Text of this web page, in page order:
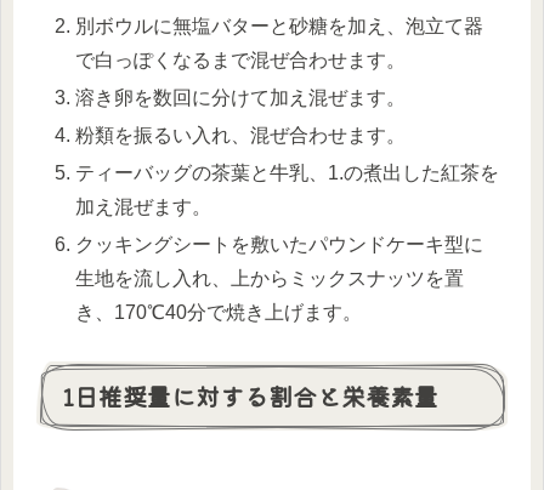
別ボウルに無塩バターと砂糖を加え、泡立て器
で白っぽくなるまで混ぜ合わせます。
溶き卵を数回に分けて加え混ぜます。
粉類を振るい入れ、混ぜ合わせます。
ティーバッグの茶葉と牛乳、1.の煮出した紅茶を
加え混ぜます。
クッキングシートを敷いたパウンドケーキ型に
生地を流し入れ、上からミックスナッツを置
き、170℃40分で焼き上げます。
1日推奨量に対する割合と栄養素量